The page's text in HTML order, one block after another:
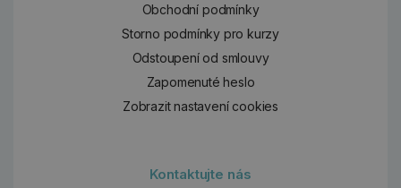
Obchodní podmínky
Storno podmínky pro kurzy
Odstoupení od smlouvy
Zapomenuté heslo
Zobrazit nastavení cookies
Kontaktujte nás